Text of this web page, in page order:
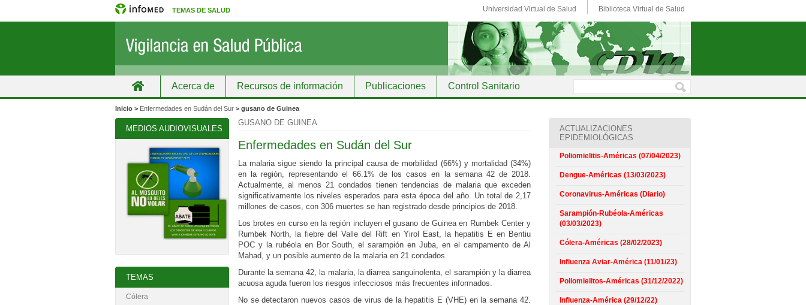
TEMAS DE SALUD Universidad Virtual de Salud Biblioteca Virtual de Salud
Acerca de Recursos de información Publicaciones Control Sanitario
Grupos Recursos de información
Inicio > Enfermedades en Sudán del Sur > gusano de Guinea
GUSANO DE GUINEA
Enfermedades en Sudán del Sur
La malaria sigue siendo la principal causa de morbilidad (66%) y mortalidad (34%)
en la región, representando el 66.1% de los casos en la semana 42 de 2018.
Actualmente, al menos 21 condados tienen tendencias de malaria que exceden
significativamente los niveles esperados para esta época del año. Un total de 2,17
millones de casos, con 306 muertes se han registrado desde principios de 2018.
Los brotes en curso en la región incluyen el gusano de Guinea en Rumbek Center y
Rumbek North, la fiebre del Valle del Rift en Yirol East, la hepatitis E en Bentiu
POC y la rubéola en Bor South, el sarampión en Juba, en el campamento de Al
Mahad, y un posible aumento de la malaria en 21 condados.
Durante la semana 42, la malaria, la diarrea sanguinolenta, el sarampión y la diarrea
acuosa aguda fueron los riesgos infecciosos más frecuentes informados.
No se detectaron nuevos casos de virus de la hepatitis E (VHE) en la semana 42.
MEDIOS AUDIOVISUALES
TEMAS
Cólera
ACTUALIZACIONES
EPIDEMIOLÓGICAS
Poliomielitis-Américas (07/04/2023)
Dengue-Américas (13/03/2023)
Coronavirus-Américas (Diario)
Sarampión-Rubéola-Américas
(03/03/2023)
Cólera-Américas (28/02/2023)
Influenza Aviar-América (11/01/23)
Poliomielitos-Américas (31/12/2022)
Influenza-América (29/12/22)